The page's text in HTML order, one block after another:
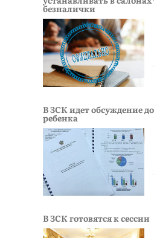
безналички
В ЗСК идет обсуждение
ребенка
В ЗСК готовятся к сессии